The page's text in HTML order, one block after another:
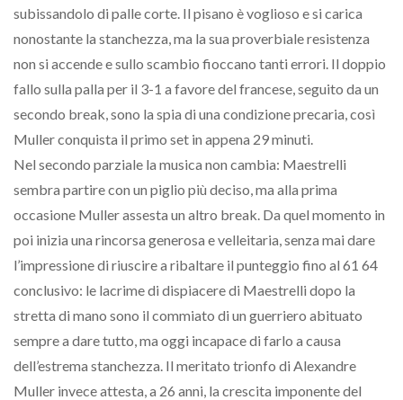
subissandolo di palle corte. Il pisano è voglioso e si carica
nonostante la stanchezza, ma la sua proverbiale resistenza
non si accende e sullo scambio fioccano tanti errori. Il doppio
fallo sulla palla per il 3-1 a favore del francese, seguito da un
secondo break, sono la spia di una condizione precaria, così
Muller conquista il primo set in appena 29 minuti.
Nel secondo parziale la musica non cambia: Maestrelli
sembra partire con un piglio più deciso, ma alla prima
occasione Muller assesta un altro break. Da quel momento in
poi inizia una rincorsa generosa e velleitaria, senza mai dare
l’impressione di riuscire a ribaltare il punteggio fino al 61 64
conclusivo: le lacrime di dispiacere di Maestrelli dopo la
stretta di mano sono il commiato di un guerriero abituato
sempre a dare tutto, ma oggi incapace di farlo a causa
dell’estrema stanchezza. Il meritato trionfo di Alexandre
Muller invece attesta, a 26 anni, la crescita imponente del